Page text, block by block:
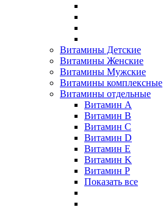
Витамины Детские
Витамины Женские
Витамины Мужские
Витамины комплексные
Витамины отдельные
Витамин A
Витамин B
Витамин C
Витамин D
Витамин E
Витамин K
Витамин P
Показать все